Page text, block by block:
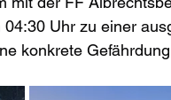
Uhr zu einer
konkrete